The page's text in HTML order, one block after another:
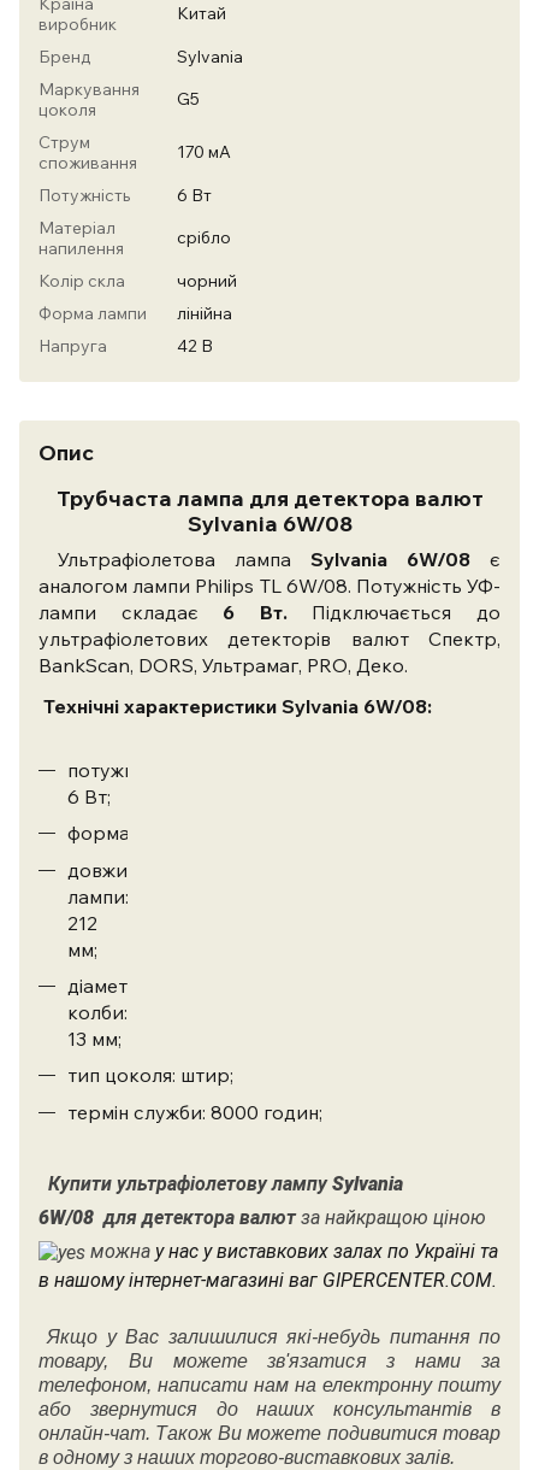
виробник
Китай
Бренд
Sylvania
Маркування
цоколя
G5
Струм
споживання
170 мА
Потужність
6 Вт
Матеріал
напилення
срібло
Колір скла
чорний
Форма лампи
лінійна
Напруга
42 В
Опис
Трубчаста лампа для детектора валют
Sylvania 6W/08
Ультрафіолетова лампа Sylvania 6W/08 є
аналогом лампи Philips TL 6W/08. Потужність УФ-
лампи складає 6 Вт.Підключається до
ультрафіолетових детекторів валют Спектр,
BankScan, DORS, Ультрамаг, PRO, Деко.
Технічні характеристики Sylvania 6W/08:
потужність:
6 Вт;
форма: трубчаста;
довжина
лампи:
212
мм;
діаметр
колби:
13 мм;
тип цоколя: штир;
термін служби: 8000 годин;
Купити ультрафіолетову лампуSylvania
6W/08 для детектора валютза найкращою ціною
можна у нас у виставкових залах по Україні та
в нашому інтернет-магазині ваг GIPERCENTER.COM.
Якщо у Вас залишилися які-небудь питання по
товару, Ви можете зв'язатися з нами за
телефоном, написати нам на електронну пошту
або звернутися до наших консультантів в
онлайн-чат. Також Ви можете подивитися товар
в одному з наших торгово-виставкових залів.